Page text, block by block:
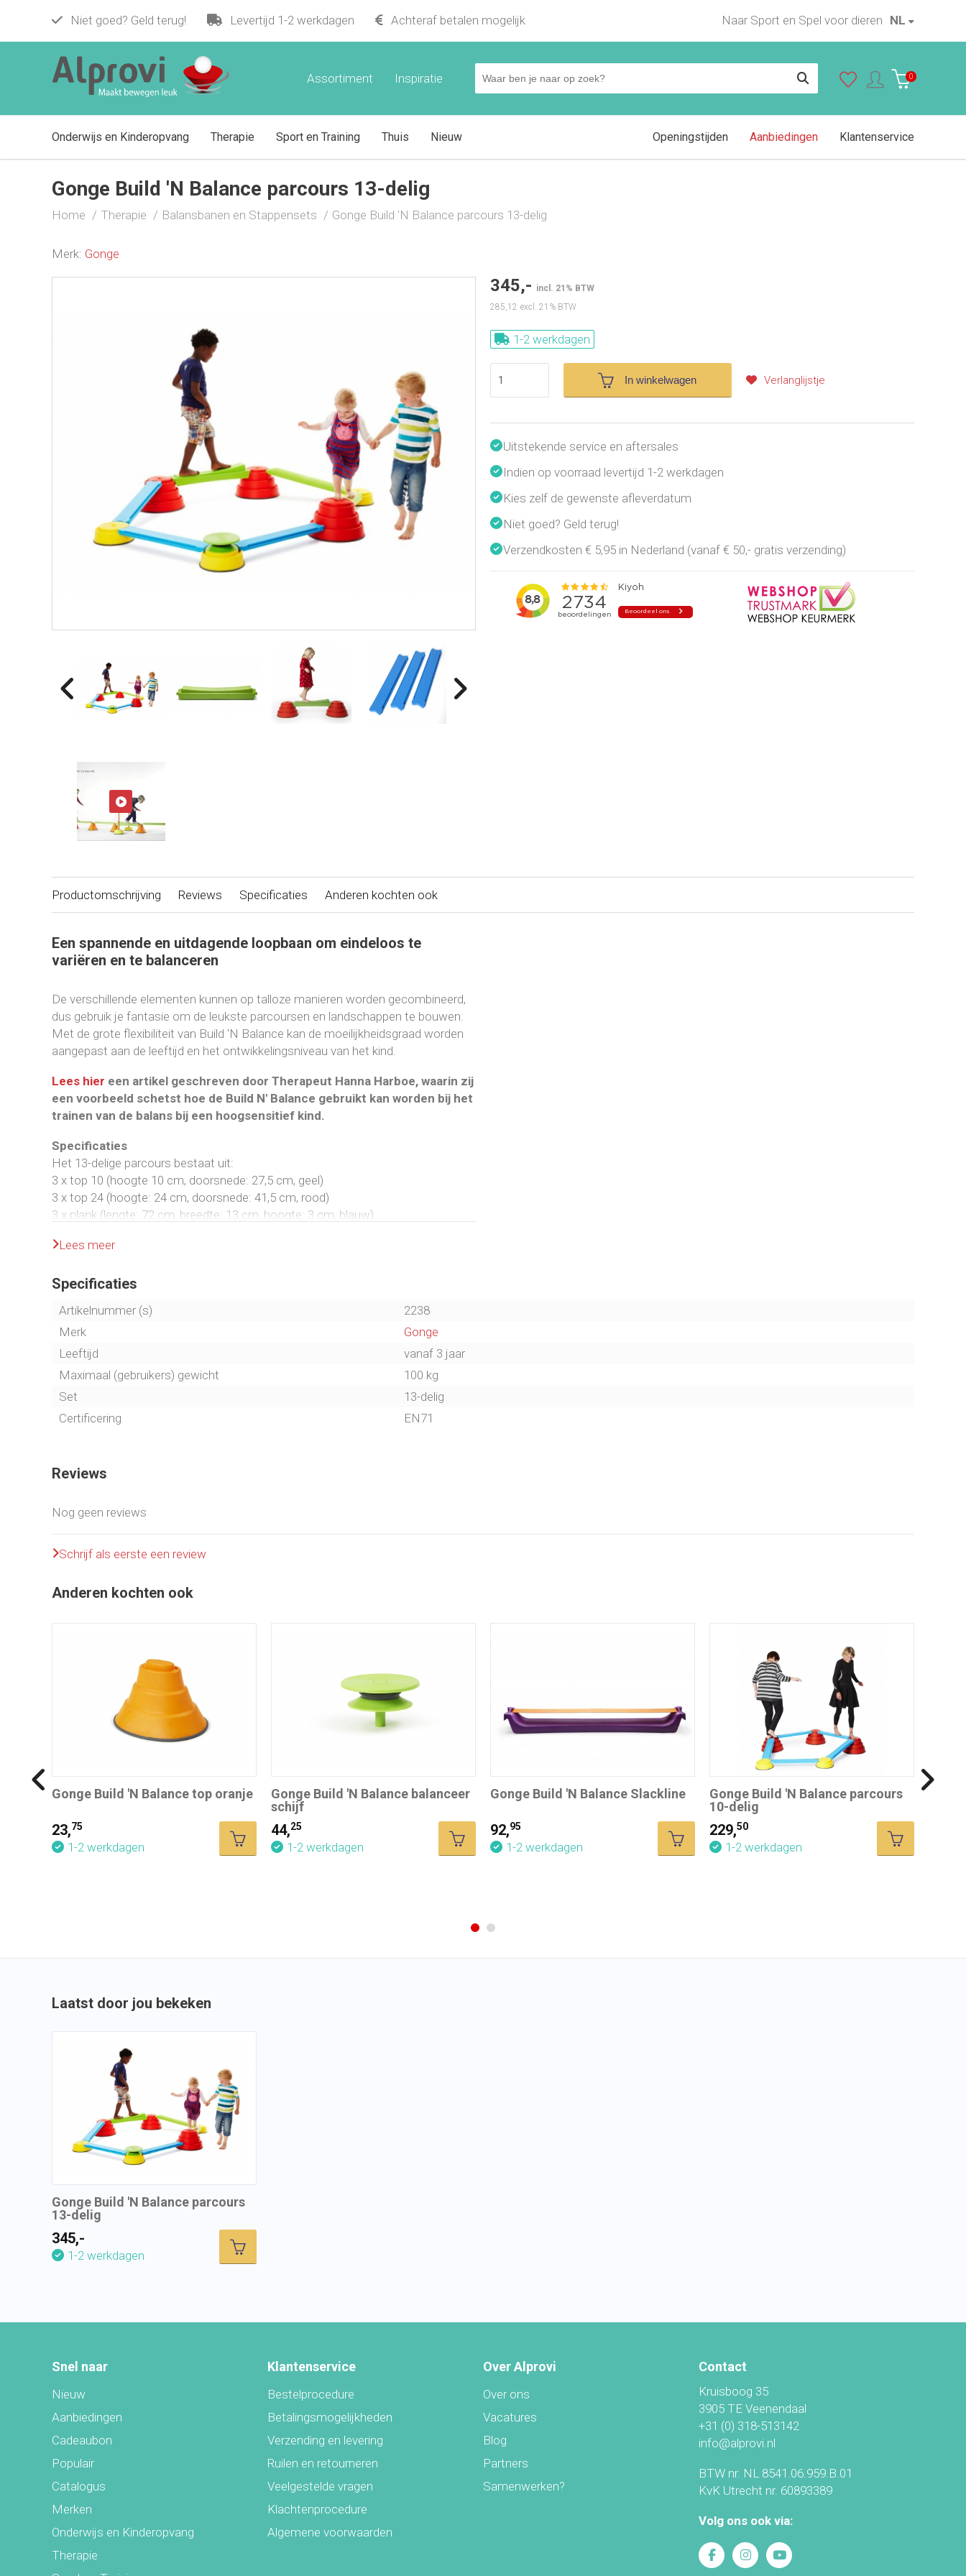
Niet goed? Geld terug! Levertijd 1-2 werkdagen Achteraf betalen mogelijk NL
Naar Sport en Spel voor dieren
0
Inspiratie
Assortiment
Onderwijs en Kinderopvang Therapie Sport en Training Thuis Nieuw Klantenservice
Aanbiedingen
Openingstijden
Gonge Build 'N Balance parcours 13-delig
Home Therapie Balansbanen en Stappensets Gonge Build 'N Balance parcours 13-delig
Merk: Gonge
345,- incl. 21% BTW
285,12 excl. 21% BTW
1-2 werkdagen
In winkelwagen Verlanglijstje
Uitstekende service en aftersales
Indien op voorraad levertijd 1-2 werkdagen
Kies zelf de gewenste afleverdatum
Niet goed? Geld terug!
Verzendkosten € 5,95 in Nederland (vanaf € 50,- gratis verzending)
Productomschrijving Reviews Specificaties Anderen kochten ook
Een spannende en uitdagende loopbaan om eindeloos te
variëren en te balanceren
De verschillende elementen kunnen op talloze manieren worden gecombineerd,
dus gebruik je fantasie om de leukste parcoursen en landschappen te bouwen.
Met de grote flexibiliteit van Build 'N Balance kan de moeilijkheidsgraad worden
aangepast aan de leeftijd en het ontwikkelingsniveau van het kind.
Lees hier een artikel geschreven door Therapeut Hanna Harboe, waarin zij
een voorbeeld schetst hoe de Build N' Balance gebruikt kan worden bij het
trainen van de balans bij een hoogsensitief kind.
Specificaties
Het 13-delige parcours bestaat uit:
3 x top 10 (hoogte 10 cm, doorsnede: 27,5 cm, geel)
3 x top 24 (hoogte: 24 cm, doorsnede: 41,5 cm, rood)
3 x plank (lengte: 72 cm, breedte: 13 cm, hoogte: 3 cm, blauw)
1 x wipplank (lengte: 72 cm, breedte: 13 cm, hoogte: 10 cm, groen)
De rode top heeft 3 verschillende hoogtes waar de planken op kunnen worden
geplaatst 10, 17 en 24 cm.
Lees meer
Specificaties
Artikelnummer (s)
2238
Merk
Gonge
Leeftijd
vanaf 3 jaar
Maximaal (gebruikers) gewicht
100 kg
Set
13-delig
Certificering
EN71
Reviews
Nog geen reviews
Schrijf als eerste een review
Anderen kochten ook
Gonge Build 'N Balance top oranje
23,75
1-2 werkdagen
Gonge Build 'N Balance balanceer
schijf
44,25
1-2 werkdagen
Gonge Build 'N Balance Slackline
92,95
1-2 werkdagen
Gonge Build 'N Balance parcours
10-delig
229,50
1-2 werkdagen
Gonge Build 'N Balance parcours 13-delig
In winkelwagen
Laatst door jou bekeken
Gonge Build 'N Balance parcours
13-delig
345,-
1-2 werkdagen
Snel naar
Nieuw
Aanbiedingen
Cadeaubon
Populair
Catalogus
Merken
Onderwijs en Kinderopvang
Therapie
Klantenservice
Bestelprocedure
Betalingsmogelijkheden
Verzending en levering
Ruilen en retourneren
Veelgestelde vragen
Klachtenprocedure
Algemene voorwaarden
Over Alprovi
Over ons
Vacatures
Blog
Partners
Samenwerken?
Contact
Kruisboog 35
3905 TE Veenendaal
+31 (0) 318-513142
info@alprovi.nl
BTW nr. NL 8541.06.959.B.01
KvK Utrecht nr. 60893389
Volg ons ook via: